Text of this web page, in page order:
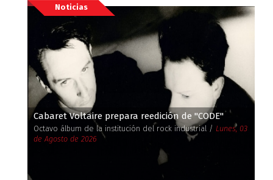
Noticias
Cabaret Voltaire prepara reedición de ''CODE''
Octavo álbum de la institución del rock industrial / Lunes, 03
de Agosto de 2026